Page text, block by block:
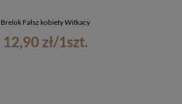
Brelok Fałsz kobiety Witkacy
12,90 zł/1szt.